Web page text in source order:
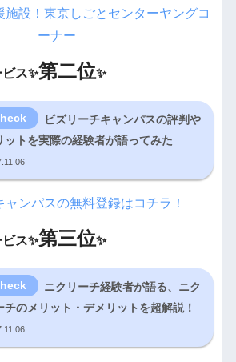
施設！東京しごとセンターヤングコ
ーナー
ス✨第二位✨
ビズリーチキャンパスの評判や
ットを実際の経験者が語ってみた
ャンパスの無料登録はコチラ！
ス✨第三位✨
ニクリーチ経験者が語る、ニク
チのメリット・デメリットを超解説！